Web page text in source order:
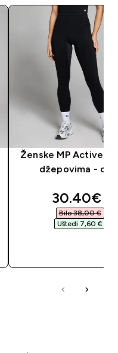
Ženske MP Active
džepovima -
30.40€‎
Bilo 38,00 €‎
Uštedi 7,60 €‎